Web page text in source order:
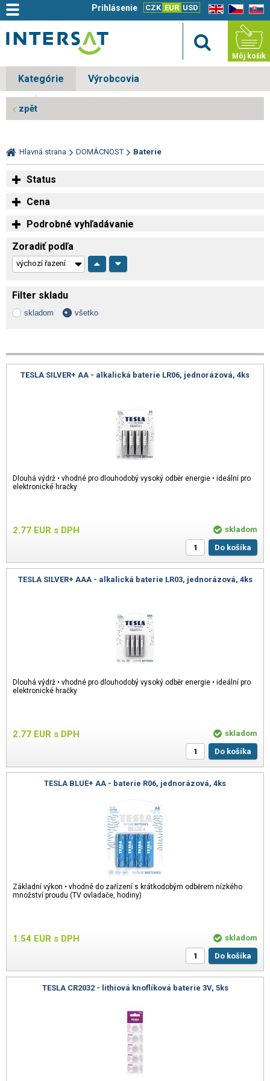
EN CZ SK
CZK EUR USD
Prihlásenie
Môj košík
Kategórie Výrobcovia
zpět
Hlavná strana DOMÁCNOST Baterie
Status
Cena
Podrobné vyhľadávanie
Zoradiť podľa
Filter skladu
skladom všetko
TESLA SILVER+ AA - alkalická baterie LR06, jednorázová, 4ks
Dlouhá výdrž • vhodné pro dlouhodobý vysoký odběr energie • ideální pro
elektronické hračky
2.77 EUR s DPH
skladom
Do košíka
TESLA SILVER+ AAA - alkalická baterie LR03, jednorázová, 4ks
Dlouhá výdrž • vhodné pro dlouhodobý vysoký odběr energie • ideální pro
elektronické hračky
2.77 EUR s DPH
skladom
Do košíka
TESLA BLUE+ AA - baterie R06, jednorázová, 4ks
Základní výkon • vhodné do zařízení s krátkodobým odběrem nízkého
množství proudu (TV ovladače, hodiny)
1.54 EUR s DPH
skladom
Do košíka
TESLA CR2032 - lithiová knoflíková baterie 3V, 5ks